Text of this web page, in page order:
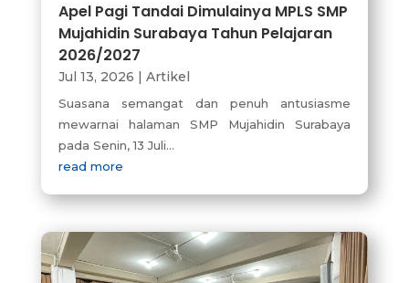
Apel Pagi Tandai Dimulainya MPLS SMP
Mujahidin Surabaya Tahun Pelajaran
2026/2027
Jul 13, 2026 | Artikel
Suasana semangat dan penuh antusiasme
mewarnai halaman SMP Mujahidin Surabaya
pada Senin, 13 Juli...
read more